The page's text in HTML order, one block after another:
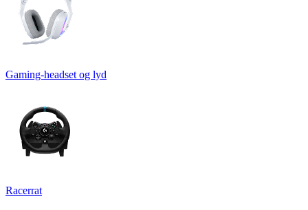
Gaming-headset og lyd
Racerrat